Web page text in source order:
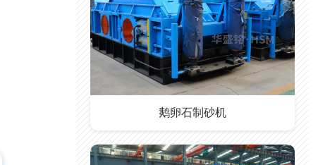
鹅卵石制砂机